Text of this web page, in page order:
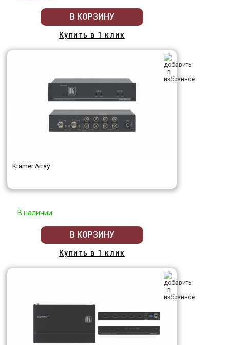
В КОРЗИНУ
Купить в 1 клик
Kramer Array
В наличии
В КОРЗИНУ
Купить в 1 клик